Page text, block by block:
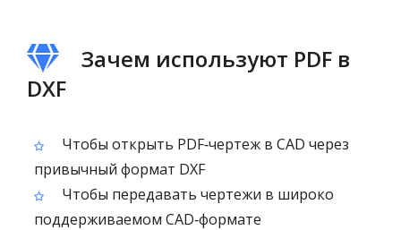
Зачем используют PDF в
DXF
Чтобы открыть PDF‑чертеж в CAD через
привычный формат DXF
Чтобы передавать чертежи в широко
поддерживаемом CAD‑формате